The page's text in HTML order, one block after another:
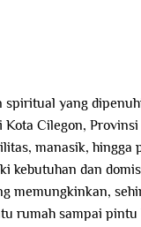
yang
Cilegon,
manasik,
dan
rumah sampai pintu